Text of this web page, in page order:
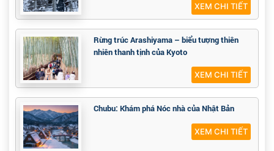
XEM CHI TIẾT
Rừng trúc Arashiyama – biểu tượng thiên
nhiên thanh tịnh của Kyoto
XEM CHI TIẾT
Chubu: Khám phá Nóc nhà của Nhật Bản
XEM CHI TIẾT